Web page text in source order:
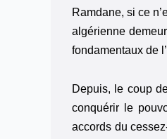
Ramdane, si ce
algérienne
fondamentaux de
Depuis, le coup
conquérir le
accords du